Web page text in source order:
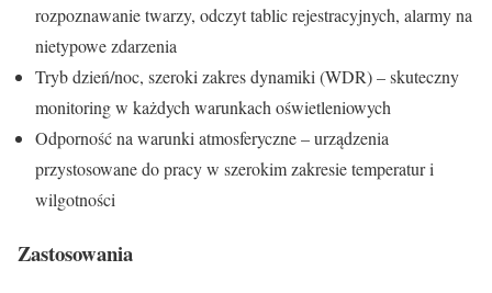
rozpoznawanie twarzy, odczyt tablic rejestracyjnych, alarmy na
nietypowe zdarzenia
Tryb dzień/noc, szeroki zakres dynamiki (WDR) – skuteczny
monitoring w każdych warunkach oświetleniowych
Odporność na warunki atmosferyczne – urządzenia
przystosowane do pracy w szerokim zakresie temperatur i
wilgotności
Zastosowania